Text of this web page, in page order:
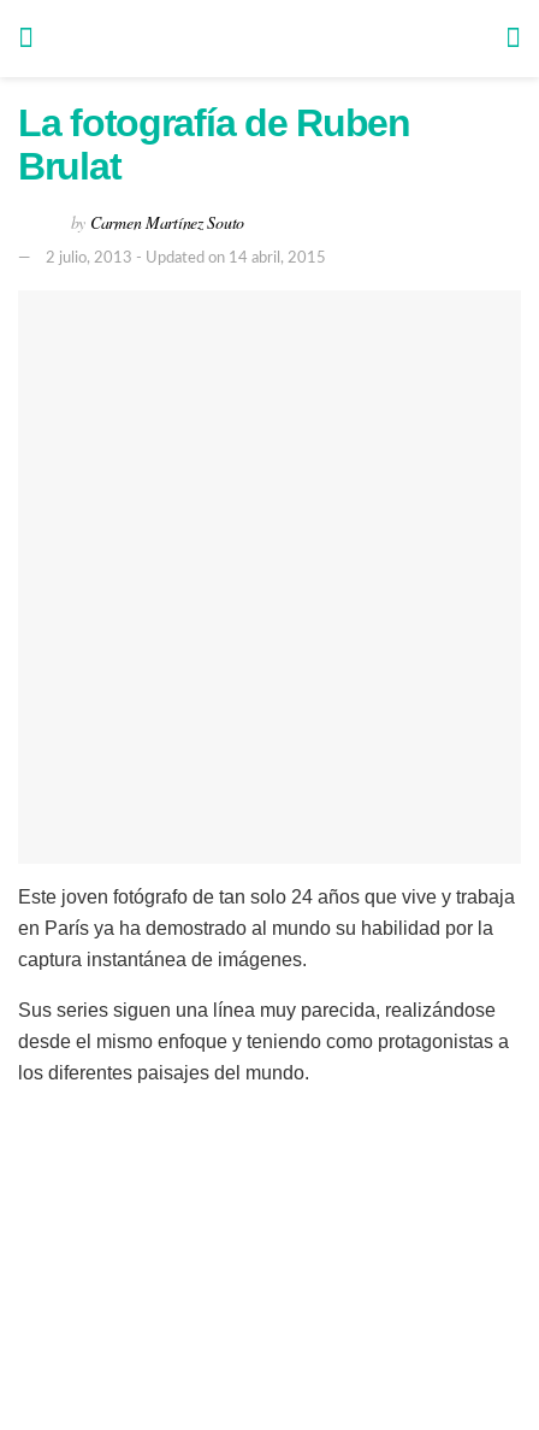
La fotografía de Ruben
Brulat
by Carmen Martínez Souto
2 julio, 2013 - Updated on 14 abril, 2015
Este joven fotógrafo de tan solo 24 años que vive y trabaja
en París ya ha demostrado al mundo su habilidad por la
captura instantánea de imágenes.
Sus series siguen una línea muy parecida, realizándose
desde el mismo enfoque y teniendo como protagonistas a
los diferentes paisajes del mundo.